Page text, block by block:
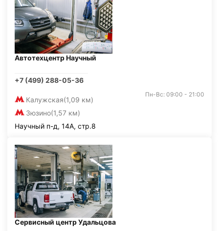
Автотехцентр Научный
+7 (499) 288-05-36
Калужская(1,09 км)
Зюзино(1,57 км)
Пн-Вс: 09:00 - 21:00
Научный п-д, 14А, стр.8
Сервисный центр Удальцова